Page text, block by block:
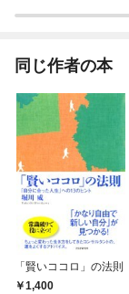
同じ作者の本
「賢いココロ」の法則
1,400